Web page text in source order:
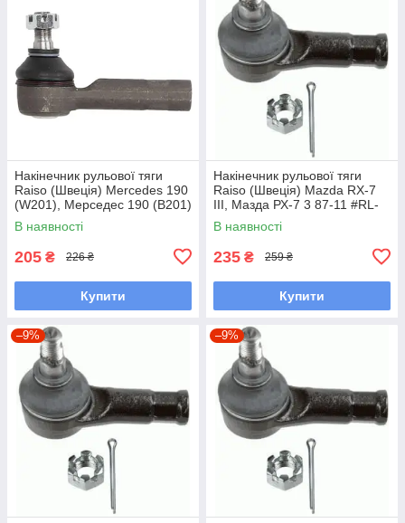
Накінечник рульової тяги
Raiso (Швеція) Mercedes 190
(W201), Мерседес 190 (В201)
82-93 #RL-338110M
UAYXAOD7
В наявності
205 ₴ 226 ₴
Купити
Накінечник рульової тяги
Raiso (Швеція) Mazda RX-7
III, Мазда РХ-7 3 87-11 #RL-
232280M UAQWNIH7
В наявності
235 ₴ 259 ₴
Купити
–9% –9%